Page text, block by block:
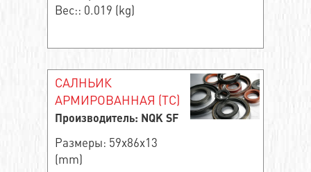
Вес:: 0.019 (kg)
САЛНЬИК
АРМИРОВАННАЯ (TC)
Производитель: NQK SF
Размеры: 59x86x13
(mm)